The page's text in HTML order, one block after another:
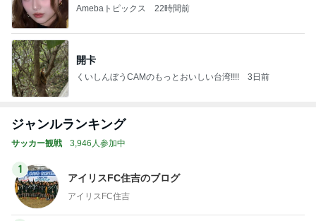
Amebaトピックス 22時間前
開卡
くいしんぼうCAMのもっとおいしい台湾!!!! 3日前
ジャンルランキング
サッカー観戦 3,946人参加中
1
アイリスFC住吉のブログ
アイリスFC住吉